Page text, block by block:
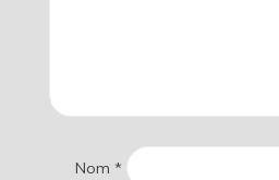
Nom *